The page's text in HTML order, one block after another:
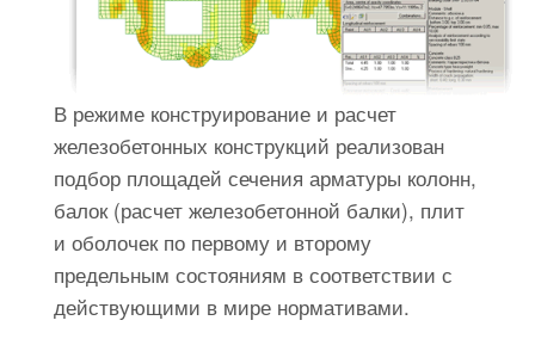
В режиме конструирование и расчет
железобетонных конструкций реализован
подбор площадей сечения арматуры колонн,
балок (расчет железобетонной балки), плит
и оболочек по первому и второму
предельным состояниям в соответствии с
действующими в мире нормативами.